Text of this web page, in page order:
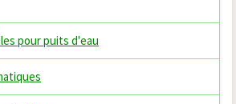
pour puits d'eau